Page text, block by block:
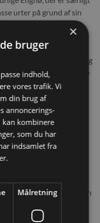
urter på grund af sin
skaber JR Farm
for alle insekter og bier og
deres hjemland. Den rige
giver også humlebier,
og vital nektar. I JR
omhyggeligt i hånden i
består af 23%
plastfrit og
med en naturlig grøn
let skæres ud, og pap
et legehus, der kan
×
bruger
indhold,
vores trafik. Vi
din brug af
annoncerings-
kan kombinere
som du har
indsamlet fra
Målretning